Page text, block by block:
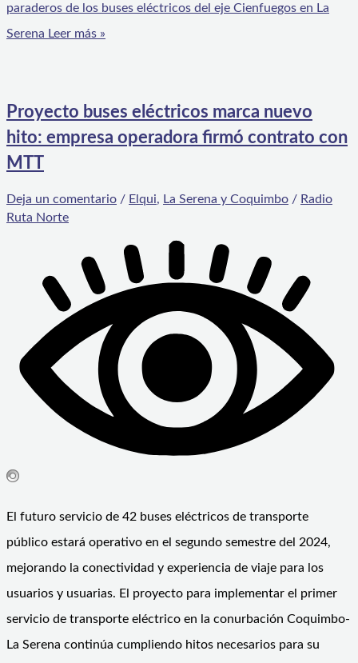
paraderos de los buses eléctricos del eje Cienfuegos en La
Serena Leer más »
Proyecto buses eléctricos marca nuevo
hito: empresa operadora firmó contrato con
MTT
Deja un comentario / Elqui, La Serena y Coquimbo / Radio
Ruta Norte
El futuro servicio de 42 buses eléctricos de transporte
público estará operativo en el segundo semestre del 2024,
mejorando la conectividad y experiencia de viaje para los
usuarios y usuarias. El proyecto para implementar el primer
servicio de transporte eléctrico en la conurbación Coquimbo-
La Serena continúa cumpliendo hitos necesarios para su